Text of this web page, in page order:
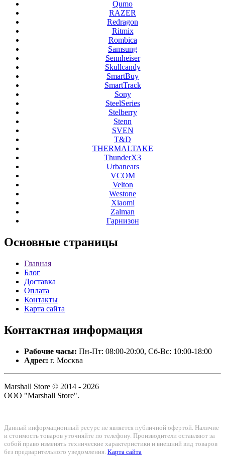
Qumo
RAZER
Redragon
Ritmix
Rombica
Samsung
Sennheiser
Skullcandy
SmartBuy
SmartTrack
Sony
SteelSeries
Stelberry
Stenn
SVEN
T&D
THERMALTAKE
ThunderX3
Urbanears
VCOM
Velton
Westone
Xiaomi
Zalman
Гарнизон
Основные страницы
Главная
Блог
Доставка
Оплата
Контакты
Карта сайта
Контактная информация
Рабочие часы: Пн-Пт: 08:00-20:00, Сб-Вс: 10:00-18:00
Адрес: г. Москва
Marshall Store © 2014 - 2026
ООО "Marshall Store".
Данный информационный ресурс не является публичной офертой. Наличие
и стоимость товаров уточняйте по телефону. Производители оставляют за
собой право изменять технические характеристики и внешний вид товаров
без предварительного уведомления. Карта сайта